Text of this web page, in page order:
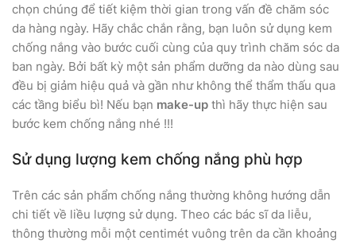
chọn chúng để tiết kiệm thời gian trong vấn đề chăm sóc
da hàng ngày. Hãy chắc chắn rằng, bạn luôn sử dụng kem
chống nắng vào bước cuối cùng của quy trình chăm sóc da
ban ngày. Bởi bất kỳ một sản phẩm dưỡng da nào dùng sau
đều bị giảm hiệu quả và gần như không thể thẩm thấu qua
các tầng biểu bì! Nếu bạn make-up thì hãy thực hiện sau
bước kem chống nắng nhé !!!
Sử dụng lượng kem chống nắng phù hợp
Trên các sản phẩm chống nắng thường không hướng dẫn
chi tiết về liều lượng sử dụng. Theo các bác sĩ da liễu,
thông thường mỗi một centimét vuông trên da cần khoảng